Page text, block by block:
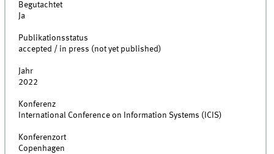
Begutachtet
Ja
Publikationsstatus
accepted / in press (not yet published)
Jahr
2022
Konferenz
International Conference on Information Systems (ICIS)
Konferenzort
Copenhagen